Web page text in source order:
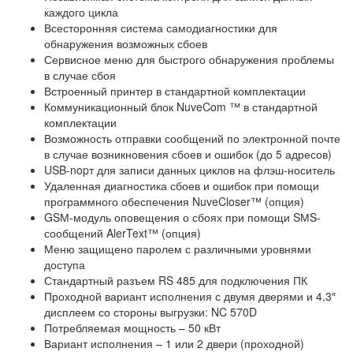
каждого цикла
Всесторонняя система самодиагностики для
обнаружения возможных сбоев
Сервисное меню для быстрого обнаружения проблемы
в случае сбоя
Встроенный принтер в стандартной комплектации
Коммуникационный блок NuveCom ™ в стандартной
комплектации
Возможность отправки сообщений по электронной почте
в случае возникновения сбоев и ошибок (до 5 адресов)
USB-nopт для записи данных циклов на флэш-носитель
Удаленная диагностика сбоев и ошибок при помощи
программного обеспечения NuveCloser™ (опция)
GSМ-модуль оповещения о сбоях при помощи SМS-
сообщений AlerText™ (опция)
Меню защищено паролем с различными уровнями
доступа
Стандартный разъем RS 485 для подключения ПК
Проходной вариант исполнения с двумя дверями и 4,3″
дисплеем со стороны выгрузки: NC 570D
Потребляемая мощность – 50 кВт
Вариант исполнения – 1 или 2 двери (проходной)